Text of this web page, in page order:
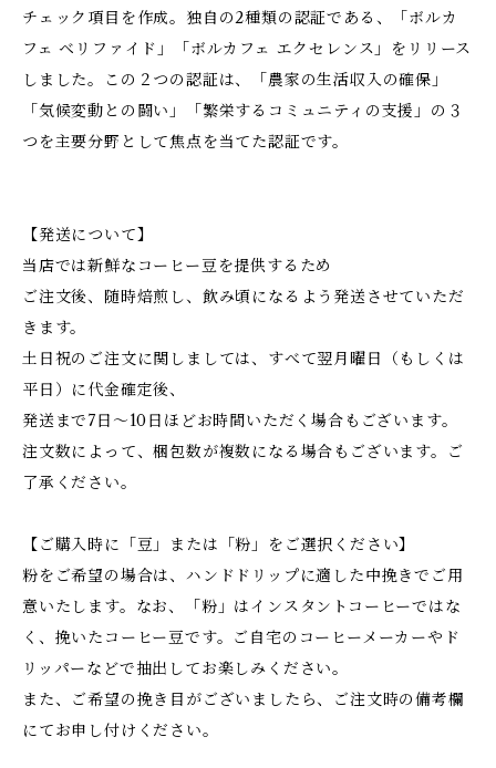
チェック項目を作成。独自の2種類の認証である、「ボルカ
フェ ベリファイド」「ボルカフェ エクセレンス」をリリース
しました。この２つの認証は、「農家の生活収入の確保」
「気候変動との闘い」「繁栄するコミュニティの支援」の３
つを主要分野として焦点を当てた認証です。
【発送について】
当店では新鮮なコーヒー豆を提供するため
ご注文後、随時焙煎し、飲み頃になるよう発送させていただ
きます。
土日祝のご注文に関しましては、すべて翌月曜日（もしくは
平日）に代金確定後、
発送まで7日～10日ほどお時間いただく場合もございます。
注文数によって、梱包数が複数になる場合もございます。ご
了承ください。
【ご購入時に「豆」または「粉」をご選択ください】
粉をご希望の場合は、ハンドドリップに適した中挽きでご用
意いたします。なお、「粉」はインスタントコーヒーではな
く、挽いたコーヒー豆です。ご自宅のコーヒーメーカーやド
リッパーなどで抽出してお楽しみください。
また、ご希望の挽き目がございましたら、ご注文時の備考欄
にてお申し付けください。